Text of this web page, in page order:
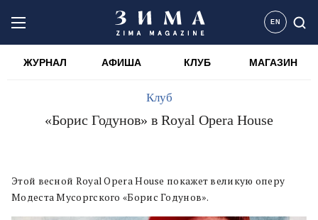
EN
ЖУРНАЛ АФИША КЛУБ МАГАЗИН
Клуб
«Борис Годунов» в Royal Opera House
Этой весной Royal Opera House покажет великую оперу
Модеста Мусоргского «Борис Годунов».